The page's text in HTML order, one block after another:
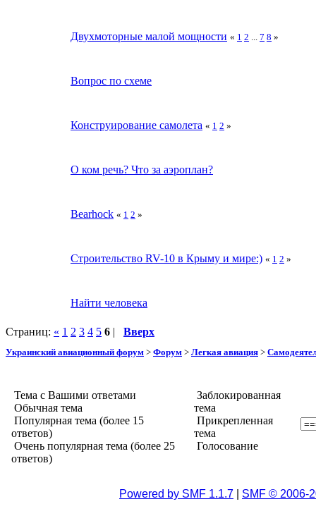
Двухмоторные малой мощности « 1 2 7 8 »
Вопрос по схеме
Конструирование самолета « 1 2 »
О ком речь? Что за аэроплан?
Bearhock « 1 2 »
Строительство RV-10 в Крыму и мире:) « 1 2 »
Найти человека
Страниц: « 1 2 3 4 5 6 | Вверх
Украинский авиационный форум > Форум > Легкая авиация >
Тема с Вашими ответами
Обычная тема
Популярная тема (более 15
ответов)
Очень популярная тема (более 25
ответов)
Заблокированная
тема
Прикрепленная
тема
Голосование
Powered by SMF 1.1.7 SMF © 2006-